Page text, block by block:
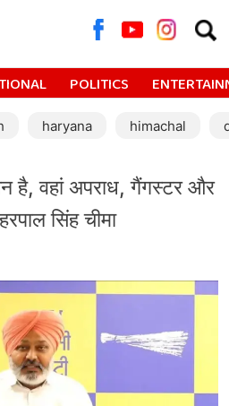
for:
POLITICS
haryana himachal
है, वहां अपराध, गैंगस्टर और
सिंह चीमा